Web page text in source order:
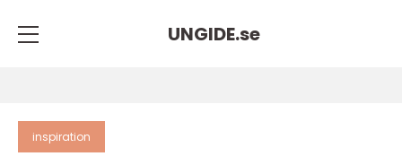
UNGIDE.se
inspiration